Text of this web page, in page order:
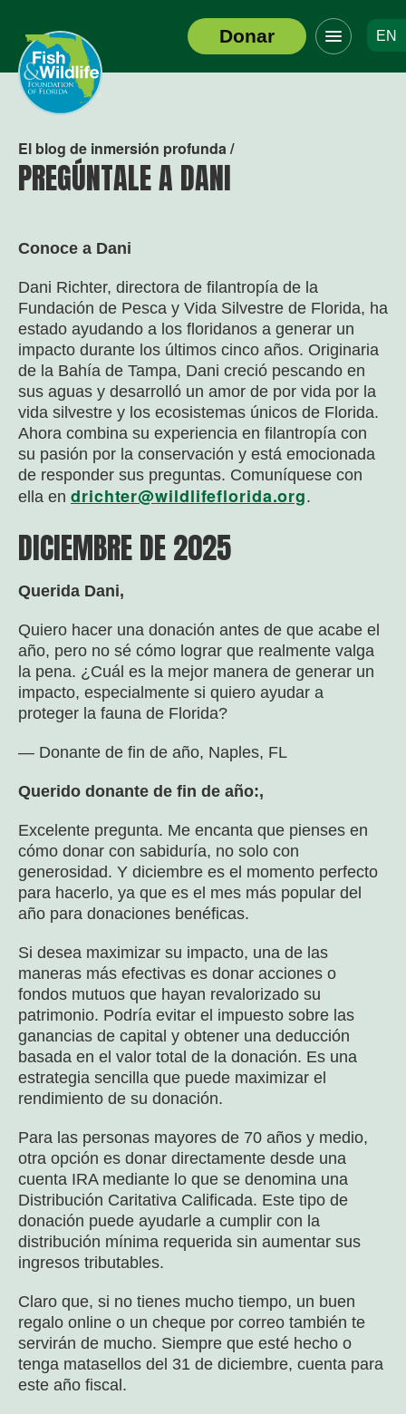
Logotipo
del
encabezado
Donar
Haga
clic
para
alternar
EN
El blog de inmersión profunda /
PREGÚNTALE A DANI
Conoce a Dani
Dani Richter, directora de filantropía de la
Fundación de Pesca y Vida Silvestre de Florida, ha
estado ayudando a los floridanos a generar un
impacto durante los últimos cinco años. Originaria
de la Bahía de Tampa, Dani creció pescando en
sus aguas y desarrolló un amor de por vida por la
vida silvestre y los ecosistemas únicos de Florida.
Ahora combina su experiencia en filantropía con
su pasión por la conservación y está emocionada
de responder sus preguntas. Comuníquese con
ella en drichter@wildlifeflorida.org.
DICIEMBRE DE 2025
Querida Dani,
Quiero hacer una donación antes de que acabe el
año, pero no sé cómo lograr que realmente valga
la pena. ¿Cuál es la mejor manera de generar un
impacto, especialmente si quiero ayudar a
proteger la fauna de Florida?
— Donante de fin de año, Naples, FL
Querido donante de fin de año:,
Excelente pregunta. Me encanta que pienses en
cómo donar con sabiduría, no solo con
generosidad. Y diciembre es el momento perfecto
para hacerlo, ya que es el mes más popular del
año para donaciones benéficas.
Si desea maximizar su impacto, una de las
maneras más efectivas es donar acciones o
fondos mutuos que hayan revalorizado su
patrimonio. Podría evitar el impuesto sobre las
ganancias de capital y obtener una deducción
basada en el valor total de la donación. Es una
estrategia sencilla que puede maximizar el
rendimiento de su donación.
Para las personas mayores de 70 años y medio,
otra opción es donar directamente desde una
cuenta IRA mediante lo que se denomina una
Distribución Caritativa Calificada. Este tipo de
donación puede ayudarle a cumplir con la
distribución mínima requerida sin aumentar sus
ingresos tributables.
Claro que, si no tienes mucho tiempo, un buen
regalo online o un cheque por correo también te
servirán de mucho. Siempre que esté hecho o
tenga matasellos del 31 de diciembre, cuenta para
este año fiscal.